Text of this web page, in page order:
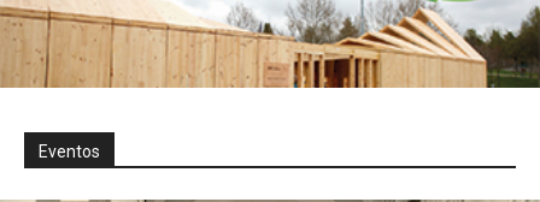
Eventos